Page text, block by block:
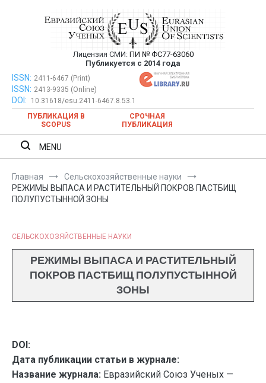
Евразийский Союз Ученых —
публикация научных статей в
ежемесячном научном журнале
Лицензия СМИ: ПИ № ФС77-63060
Публикуется с 2014 года
Евразийский Союз Ученых — публикация научных статей в
ежемесячном научном журнале
ISSN: 2411-6467 (Print)
ISSN: 2413-9335 (Online)
DOI:
10.31618/esu.2411-6467.8.53.1
ПУБЛИКАЦИЯ В
SCOPUS
СРОЧНАЯ
ПУБЛИКАЦИЯ
MENU
Главная
Сельскохозяйственные науки
РЕЖИМЫ ВЫПАСА И РАСТИТЕЛЬНЫЙ ПОКРОВ ПАСТБИЩ
ПОЛУПУСТЫННОЙ ЗОНЫ
СЕЛЬСКОХОЗЯЙСТВЕННЫЕ НАУКИ
РЕЖИМЫ ВЫПАСА И РАСТИТЕЛЬНЫЙ
ПОКРОВ ПАСТБИЩ ПОЛУПУСТЫННОЙ
ЗОНЫ
DOI:
Дата публикации статьи в журнале:
Название журнала: Евразийский Союз Ученых —